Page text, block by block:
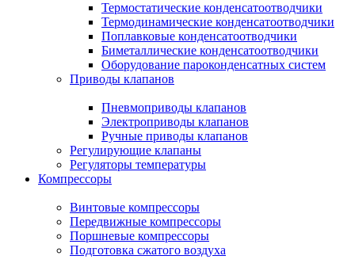
Термостатические конденсатоотводчики
Термодинамические конденсатоотводчики
Поплавковые конденсатоотводчики
Биметаллические конденсатоотводчики
Оборудование пароконденсатных систем
Приводы клапанов
Пневмоприводы клапанов
Электроприводы клапанов
Ручные приводы клапанов
Регулирующие клапаны
Регуляторы температуры
Компрессоры
Винтовые компрессоры
Передвижные компрессоры
Поршневые компрессоры
Подготовка сжатого воздуха